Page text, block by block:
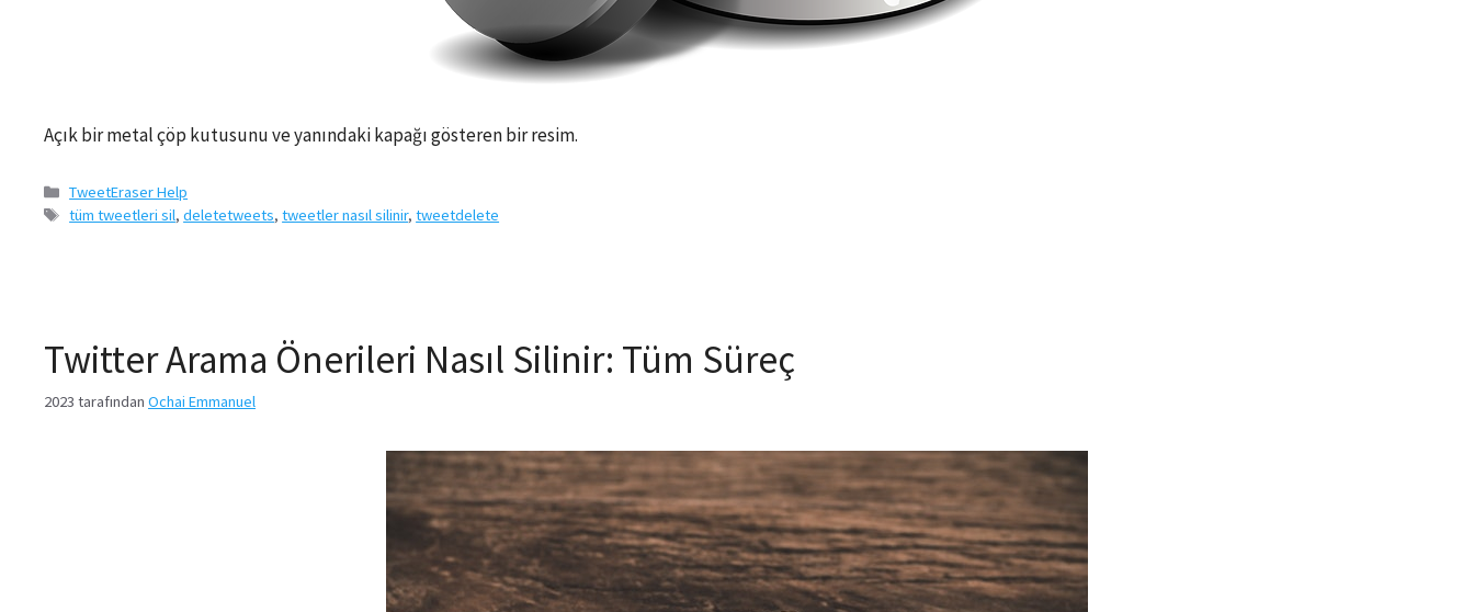
Açık bir metal çöp kutusunu ve yanındaki kapağı gösteren bir resim.
Kategoriler
TweetEraser Help
Etiketler
tüm tweetleri sil,deletetweets,tweetler nasıl silinir,tweetdelete
Twitter Arama Önerileri Nasıl Silinir: Tüm Süreç
2023 tarafından Ochai Emmanuel